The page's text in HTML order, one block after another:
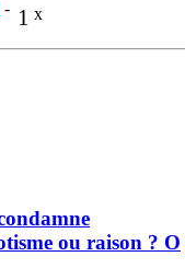
1 x
-
ou raison ? O